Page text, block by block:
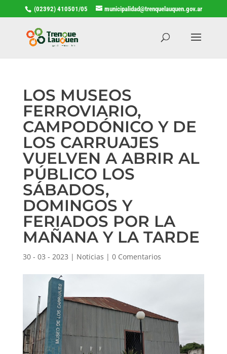
(02392) 410501/05 municipalidad@trenquelauquen.gov.ar
LOS MUSEOS
FERROVIARIO,
CAMPODÓNICO Y DE
LOS CARRUAJES
VUELVEN A ABRIR AL
PÚBLICO LOS
SÁBADOS,
DOMINGOS Y
FERIADOS POR LA
MAÑANA Y LA TARDE
30 - 03 - 2023 | Noticias | 0 Comentarios